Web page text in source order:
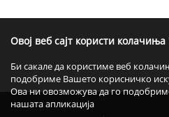
Овој веб сајт користи
Би сакале да користиме веб
подобриме Вашето корисничко
Ова ни овозможува да го
нашата апликација